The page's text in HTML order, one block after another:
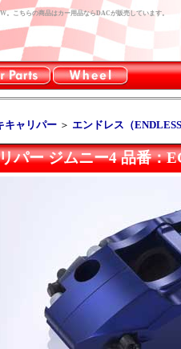
。こちらの商品はカー用品ならDACが販売しています。
キャリパー ＞ エンドレス（
パー ジムニー4 品番：